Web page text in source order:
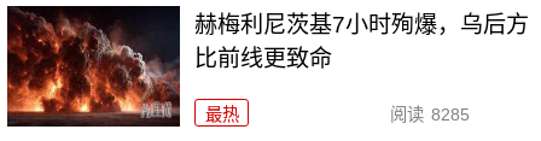
赫梅利尼茨基7小时殉爆，乌后方
比前线更致命
最热 阅读 8285